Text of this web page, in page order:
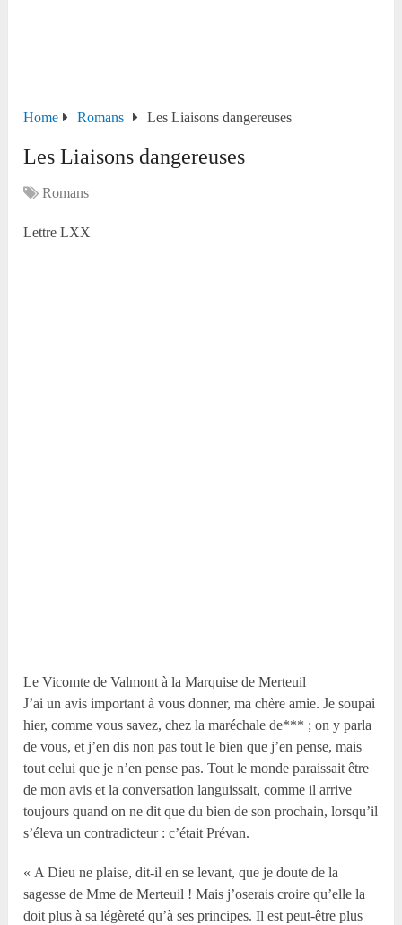
Home Romans Les Liaisons dangereuses
Les Liaisons dangereuses
Romans
Lettre LXX
Le Vicomte de Valmont à la Marquise de Merteuil
J’ai un avis important à vous donner, ma chère amie. Je soupai
hier, comme vous savez, chez la maréchale de*** ; on y parla
de vous, et j’en dis non pas tout le bien que j’en pense, mais
tout celui que je n’en pense pas. Tout le monde paraissait être
de mon avis et la conversation languissait, comme il arrive
toujours quand on ne dit que du bien de son prochain, lorsqu’il
s’éleva un contradicteur : c’était Prévan.
« A Dieu ne plaise, dit-il en se levant, que je doute de la
sagesse de Mme de Merteuil ! Mais j’oserais croire qu’elle la
doit plus à sa légèreté qu’à ses principes. Il est peut-être plus